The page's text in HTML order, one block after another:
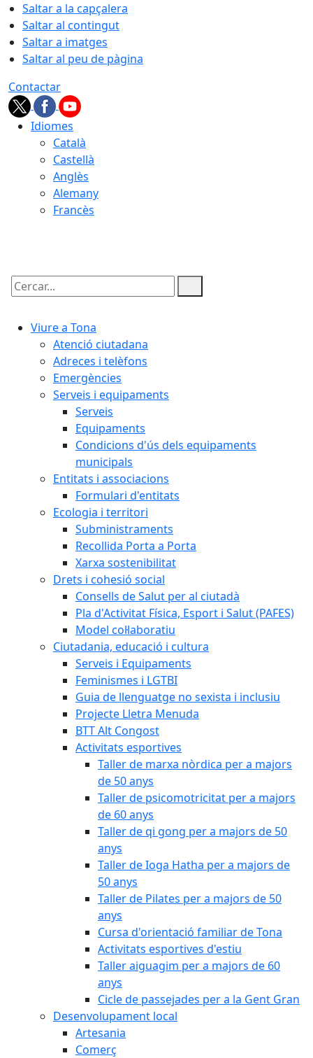
Saltar a la capçalera
Saltar al contingut
Saltar a imatges
Saltar al peu de pàgina
Contactar
Idiomes
Català
Castellà
Anglès
Alemany
Francès
Cercar:
Viure a Tona
Atenció ciutadana
Adreces i telèfons
Emergències
Serveis i equipaments
Serveis
Equipaments
Condicions d'ús dels equipaments
municipals
Entitats i associacions
Formulari d'entitats
Ecologia i territori
Subministraments
Recollida Porta a Porta
Xarxa sostenibilitat
Drets i cohesió social
Consells de Salut per al ciutadà
Pla d'Activitat Física, Esport i Salut (PAFES)
Model col·laboratiu
Ciutadania, educació i cultura
Serveis i Equipaments
Feminismes i LGTBI
Guia de llenguatge no sexista i inclusiu
Projecte Lletra Menuda
BTT Alt Congost
Activitats esportives
Taller de marxa nòrdica per a majors
de 50 anys
Taller de psicomotricitat per a majors
de 60 anys
Taller de qi gong per a majors de 50
anys
Taller de Ioga Hatha per a majors de
50 anys
Taller de Pilates per a majors de 50
anys
Cursa d'orientació familiar de Tona
Activitats esportives d'estiu
Taller aiguagim per a majors de 60
anys
Cicle de passejades per a la Gent Gran
Desenvolupament local
Artesania
Comerç